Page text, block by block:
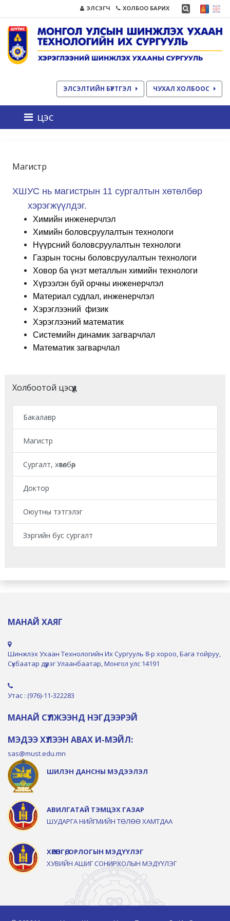
ЭЛСЭГЧ ХОЛБОО БАРИХ
ЭЛСЭЛТИЙН БҮРТГЭЛ ЧУХАЛ ХОЛБООС
цэс
Магистр
ХШУС нь магистрын 11 сургалтын хөтөлбөр
хэрэгжүүлдэг.
Химийн инженерчлэл
Химийн боловсруулалтын технологи
Нүүрсний боловсруулалтын технологи
Газрын тосны боловсруулалтын технологи
Ховор ба үнэт металлын химийн технологи
Хүрээлэн буй орчны инженерчлэл
Материал судлал, инженерчлэл
Хэрэглээний физик
Хэрэглээний математик
Системийн динамик загварчлал
Математик загварчлал
Холбоотой цэсүүд
Бакалавр
Магистр
Сургалт, хөтөлбөр
Доктор
Оюутны тэтгэлэг
Зэргийн бус сургалт
МАНАЙ ХАЯГ
Шинжлэх Ухаан Технологийн Их Сургууль 8-р хороо, Бага тойруу,
Сүхбаатар дүүрэг Улаанбаатар, Монгол улс 14191
Утас : (976)-11-322283
МАНАЙ СҮЛЖЭЭНД НЭГДЭЭРЭЙ
МЭДЭЭ ХҮЛЭЭН АВАХ И-МЭЙЛ:
sas@must.edu.mn
ШИЛЭН ДАНСНЫ МЭДЭЭЛЭЛ
АВИЛГАТАЙ ТЭМЦЭХ ГАЗАР
ШУДАРГА НИЙГМИЙН ТӨЛӨӨ ХАМТДАА
ХӨРӨНГӨ, ОРЛОГЫН МЭДҮҮЛЭГ
ХУВИЙН АШИГ СОНИРХОЛЫН МЭДҮҮЛЭГ